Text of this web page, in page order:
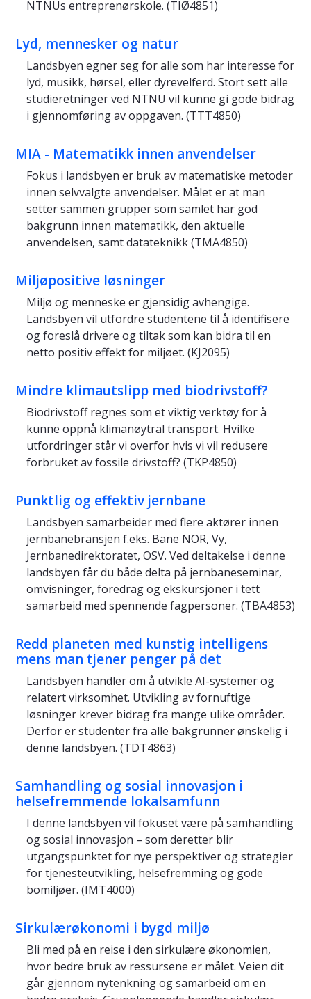
NTNUs entreprenørskole. (TIØ4851)
Lyd, mennesker og natur
Landsbyen egner seg for alle som har interesse for
lyd, musikk, hørsel, eller dyrevelferd. Stort sett alle
studieretninger ved NTNU vil kunne gi gode bidrag
i gjennomføring av oppgaven. (TTT4850)
MIA - Matematikk innen anvendelser
Fokus i landsbyen er bruk av matematiske metoder
innen selvvalgte anvendelser. Målet er at man
setter sammen grupper som samlet har god
bakgrunn innen matematikk, den aktuelle
anvendelsen, samt datateknikk (TMA4850)
Miljøpositive løsninger
Miljø og menneske er gjensidig avhengige.
Landsbyen vil utfordre studentene til å identifisere
og foreslå drivere og tiltak som kan bidra til en
netto positiv effekt for miljøet. (KJ2095)
Mindre klimautslipp med biodrivstoff?
Biodrivstoff regnes som et viktig verktøy for å
kunne oppnå klimanøytral transport. Hvilke
utfordringer står vi overfor hvis vi vil redusere
forbruket av fossile drivstoff? (TKP4850)
Punktlig og effektiv jernbane
Landsbyen samarbeider med flere aktører innen
jernbanebransjen f.eks. Bane NOR, Vy,
Jernbanedirektoratet, OSV. Ved deltakelse i denne
landsbyen får du både delta på jernbaneseminar,
omvisninger, foredrag og ekskursjoner i tett
samarbeid med spennende fagpersoner. (TBA4853)
Redd planeten med kunstig intelligens
mens man tjener penger på det
Landsbyen handler om å utvikle AI-systemer og
relatert virksomhet. Utvikling av fornuftige
løsninger krever bidrag fra mange ulike områder.
Derfor er studenter fra alle bakgrunner ønskelig i
denne landsbyen. (TDT4863)
Samhandling og sosial innovasjon i
helsefremmende lokalsamfunn
I denne landsbyen vil fokuset være på samhandling
og sosial innovasjon – som deretter blir
utgangspunktet for nye perspektiver og strategier
for tjenesteutvikling, helsefremming og gode
bomiljøer. (IMT4000)
Sirkulærøkonomi i bygd miljø
Bli med på en reise i den sirkulære økonomien,
hvor bedre bruk av ressursene er målet. Veien dit
går gjennom nytenkning og samarbeid om en